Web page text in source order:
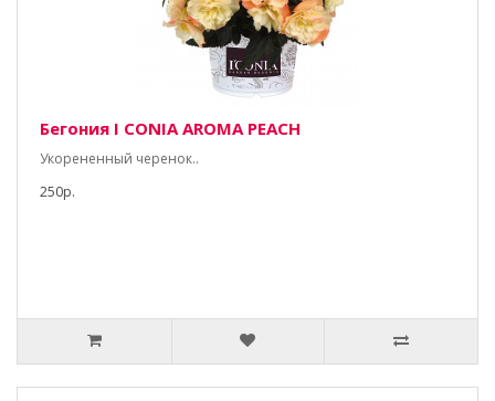
Бегония I CONIA AROMA PEACH
Укорененный черенок..
250р.